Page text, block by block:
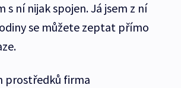
ní nijak spojen. Já jsem z ní
se můžete zeptat přímo
prostředků firma